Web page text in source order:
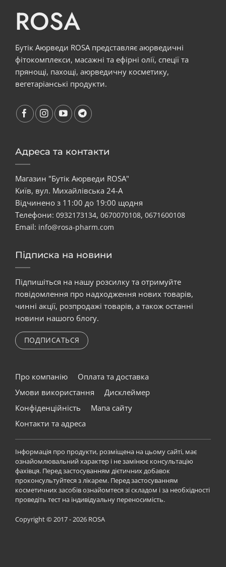
ROSA
Бутік Аюрведи ROSA представляє аюрведичні
фітокомплекси, масажні та ефірні олії, спеції та
прянощі, пахощі, аюрведичну косметику,
вегетаріанські продукти.
Адреса та контакти
Магазин "Бутік Аюрведи ROSA"
Київ, вул. Михайлівська 24-А
Відчинено з 11:00 до 19:00 щодня
Телефони: 0932173134, 0670070108, 0671600108
Email: info@rosa-pharm.com
Підписка на новини
Підпишіться на нашу розсилку та отримуйте
повідомлення про надходження нових товарів,
чинні акції, розпродажі товарів, а також останні
новини нашого блогу.
ПОДПИСАТЬСЯ
Про компанію
Оплата та доставка
Умови використання
Дисклеймер
Конфіденційність
Мапа сайту
Контакти та адреса
Інформація про продукти, розміщена на цьому сайті, має
ознайомлювальний характер і не замінює консультацію
фахівця. Перед застосуванням дієтичних добавок
проконсультуйтеся з лікарем. Перед застосуванням
косметичних засобів ознайомтеся зі складом і за необхідності
проведіть тест на індивідуальну переносимість.
Copyright © 2017 - 2026 ROSA